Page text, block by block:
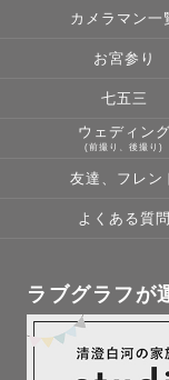
カメラマン一
お宮参り
七五三
ウェディング
(前撮り、後撮り)
友達、フレン
よくある質問
ラブグラフが